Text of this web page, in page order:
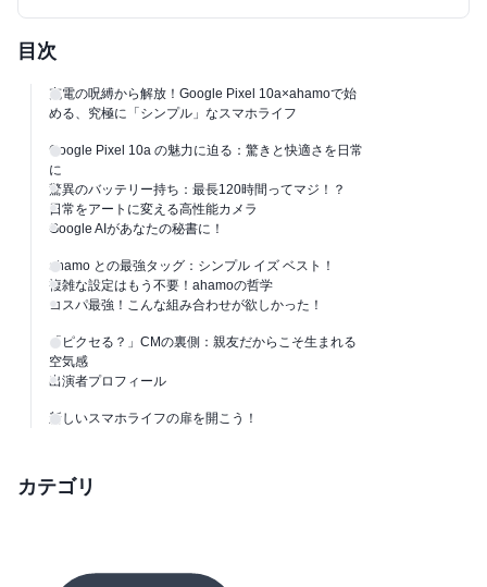
目次
充電の呪縛から解放！Google Pixel 10a×ahamoで始
める、究極に「シンプル」なスマホライフ
Google Pixel 10a の魅力に迫る：驚きと快適さを日常
に
驚異のバッテリー持ち：最長120時間ってマジ！？
日常をアートに変える高性能カメラ
Google AIがあなたの秘書に！
ahamo との最強タッグ：シンプル イズ ベスト！
複雑な設定はもう不要！ahamoの哲学
コスパ最強！こんな組み合わせが欲しかった！
「ピクセる？」CMの裏側：親友だからこそ生まれる
空気感
出演者プロフィール
新しいスマホライフの扉を開こう！
カテゴリ